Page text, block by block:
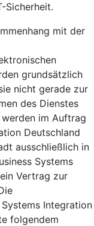
Sicherheit.
mit der
grundsätzlich
nicht gerade zur
des Dienstes
im Auftrag
Deutschland
ausschließlich in
Systems
Vertrag zur
Integration
folgendem